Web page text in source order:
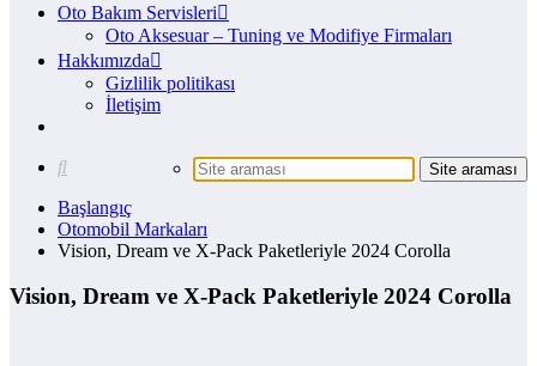
Oto Bakım Servisleri
Oto Aksesuar – Tuning ve Modifiye Firmaları
Hakkımızda
Gizlilik politikası
İletişim
Başlangıç
Otomobil Markaları
Vision, Dream ve X-Pack Paketleriyle 2024 Corolla
Vision, Dream ve X-Pack Paketleriyle 2024 Corolla